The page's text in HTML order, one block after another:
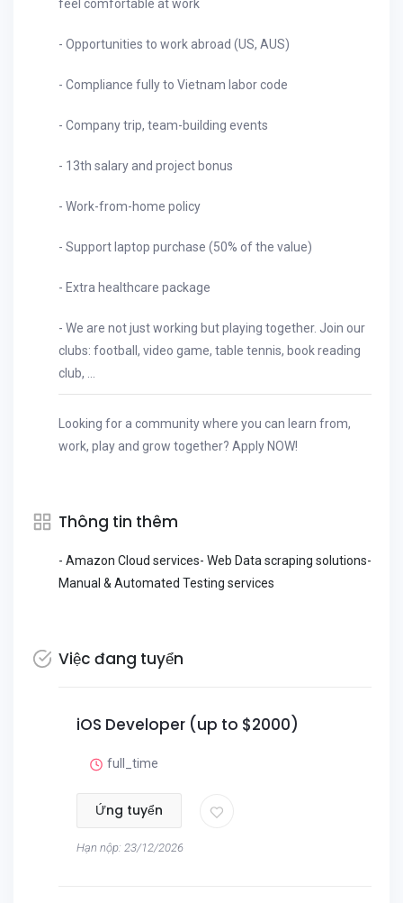
feel comfortable at work
- Opportunities to work abroad (US, AUS)
- Compliance fully to Vietnam labor code
- Company trip, team-building events
- 13th salary and project bonus
- Work-from-home policy
- Support laptop purchase (50% of the value)
- Extra healthcare package
- We are not just working but playing together. Join our
clubs: football, video game, table tennis, book reading
club, ...
Looking for a community where you can learn from,
work, play and grow together? Apply NOW!
Thông tin thêm
- Amazon Cloud services- Web Data scraping solutions-
Manual & Automated Testing services
Việc đang tuyển
iOS Developer (up to $2000)
full_time
Ứng tuyển
Hạn nộp: 23/12/2026